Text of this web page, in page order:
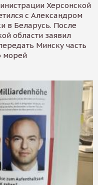
Херсонской
с Александром
в Беларусь. После
области заявил
Минску часть
морей